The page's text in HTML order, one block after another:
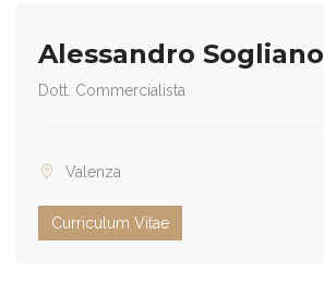
Alessandro Sogliano
Dott. Commercialista
Valenza
Curriculum Vitae